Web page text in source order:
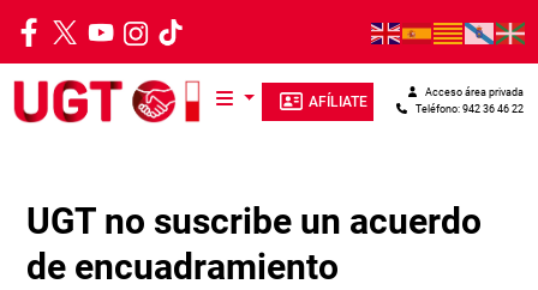
Pasar al contenido principal
AFÍLIATE Teléfono: 942 36 46 22
Acceso área privada
UGT no suscribe un acuerdo
de encuadramiento